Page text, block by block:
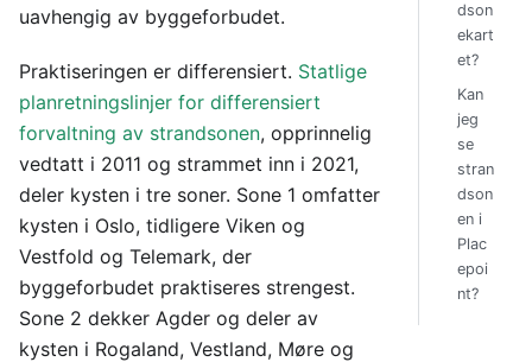
uavhengig av byggeforbudet.
Praktiseringen er differensiert. Statlige
planretningslinjer for differensiert
forvaltning av strandsonen, opprinnelig
vedtatt i 2011 og strammet inn i 2021,
deler kysten i tre soner. Sone 1 omfatter
kysten i Oslo, tidligere Viken og
Vestfold og Telemark, der
byggeforbudet praktiseres strengest.
Sone 2 dekker Agder og deler av
kysten i Rogaland, Vestland, Møre og
dson
ekart
et?
Kan
jeg
se
stran
dson
en i
Plac
epoi
nt?